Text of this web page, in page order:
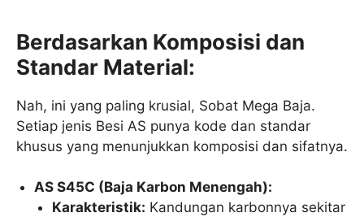
Berdasarkan Komposisi dan
Standar Material:
Nah, ini yang paling krusial, Sobat Mega Baja.
Setiap jenis Besi AS punya kode dan standar
khusus yang menunjukkan komposisi dan sifatnya.
AS S45C (Baja Karbon Menengah):
Karakteristik: Kandungan karbonnya sekitar